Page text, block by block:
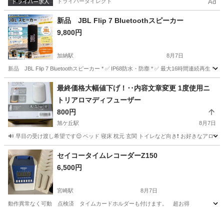
Ad
新品 JBL Flip 7 Bluetoothスピーカー
9,800円
加納駅 8月7日
新品 JBL Flip 7 Bluetoothスピーカー * ✅ IP68防水・防塵 * ✅ 最大16時間連続再生 *
宮崎 宮崎市 加納駅 オーディオ
最終価格大幅値下げ！‥内容文章変更 1度使用ニ
トリアロマディフューザー
800円
旭ケ丘駅 8月7日
🔊 早目の受け渡し希望です😌 ベッド 寝床 枕元 玄関 トイレなど向き❗ お好きなアロ
宮崎 延岡市 旭ケ丘駅 生活家電
セイコータイムレコーダーZ150
6,500円
宮崎駅 8月7日
動作異常なく可動 点検済 タイムカードホルダーも付けます。 超お得